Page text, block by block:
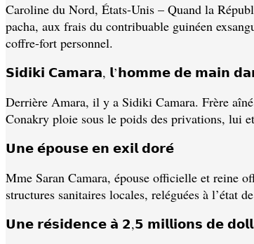
Caroline du Nord, États-Unis – Quand la
pacha, aux frais du contribuable guinéen
coffre-fort personnel.
𝗦𝗶𝗱𝗶𝗸𝗶 𝗖𝗮𝗺𝗮𝗿𝗮, 𝗹’𝗵𝗼𝗺𝗺𝗲 𝗱𝗲 𝗺𝗮𝗶𝗻
Derrière Amara, il y a Sidiki Camara. Frère
Conakry ploie sous le poids des privations, lui
𝗨𝗻𝗲 𝗲́𝗽𝗼𝘂𝘀𝗲 𝗲𝗻 𝗲𝘅𝗶𝗹 𝗱𝗼𝗿𝗲́
Mme Saran Camara, épouse officielle et reine
structures sanitaires locales, reléguées à l’état
𝗨𝗻𝗲 𝗿𝗲́𝘀𝗶𝗱𝗲𝗻𝗰𝗲 𝗮̀ 𝟮,𝟱 𝗺𝗶𝗹𝗹𝗶𝗼𝗻𝘀 𝗱𝗲